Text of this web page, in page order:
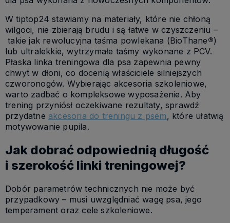
W tiptop24 stawiamy na materiały, które nie chłoną
wilgoci, nie zbierają brudu i są łatwe w czyszczeniu –
takie jak rewolucyjna taśma powlekana (BioThane®)
lub ultralekkie, wytrzymałe taśmy wykonane z PCV.
Płaska linka treningowa dla psa zapewnia pewny
chwyt w dłoni, co docenią właściciele silniejszych
czworonogów. Wybierając akcesoria szkoleniowe,
warto zadbać o kompleksowe wyposażenie. Aby
trening przyniósł oczekiwane rezultaty, sprawdź
przydatne akcesoria do treningu z psem, które ułatwią
motywowanie pupila.
Jak dobrać odpowiednią długość
i szerokość linki treningowej?
Dobór parametrów technicznych nie może być
przypadkowy – musi uwzględniać wagę psa, jego
temperament oraz cele szkoleniowe.